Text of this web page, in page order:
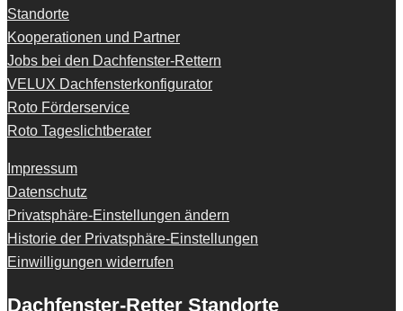
Standorte
Kooperationen und Partner
Jobs bei den Dachfenster-Rettern
VELUX Dachfensterkonfigurator
Roto Förderservice
Roto Tageslichtberater
Impressum
Datenschutz
Privatsphäre-Einstellungen ändern
Historie der Privatsphäre-Einstellungen
Einwilligungen widerrufen
Dachfenster-Retter Standorte